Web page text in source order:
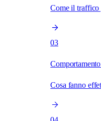
Come il traffico
03
Cosa fanno